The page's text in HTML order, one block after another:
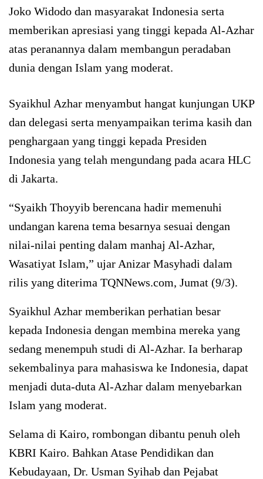
Joko Widodo dan masyarakat Indonesia serta
memberikan apresiasi yang tinggi kepada Al-Azhar
atas peranannya dalam membangun peradaban
dunia dengan Islam yang moderat.
Syaikhul Azhar menyambut hangat kunjungan UKP
dan delegasi serta menyampaikan terima kasih dan
penghargaan yang tinggi kepada Presiden
Indonesia yang telah mengundang pada acara HLC
di Jakarta.
“Syaikh Thoyyib berencana hadir memenuhi
undangan karena tema besarnya sesuai dengan
nilai-nilai penting dalam manhaj Al-Azhar,
Wasatiyat Islam,” ujar Anizar Masyhadi dalam
rilis yang diterima TQNNews.com, Jumat (9/3).
Syaikhul Azhar memberikan perhatian besar
kepada Indonesia dengan membina mereka yang
sedang menempuh studi di Al-Azhar. Ia berharap
sekembalinya para mahasiswa ke Indonesia, dapat
menjadi duta-duta Al-Azhar dalam menyebarkan
Islam yang moderat.
Selama di Kairo, rombongan dibantu penuh oleh
KBRI Kairo. Bahkan Atase Pendidikan dan
Kebudayaan, Dr. Usman Syihab dan Pejabat